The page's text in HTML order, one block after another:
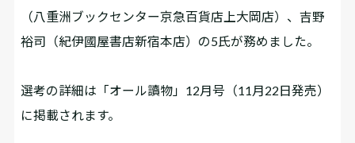
（八重洲ブックセンター京急百貨店上大岡店）、吉野
裕司（紀伊國屋書店新宿本店）の5氏が務めました。
選考の詳細は「オール讀物」12月号（11月22日発売）
に掲載されます。